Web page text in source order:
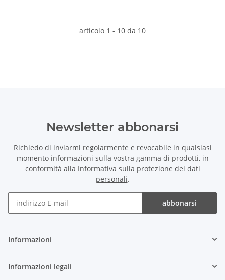
articolo 1 - 10 da 10
Newsletter abbonarsi
Richiedo di inviarmi regolarmente e revocabile in qualsiasi
momento informazioni sulla vostra gamma di prodotti, in
conformità alla Informativa sulla protezione dei dati
personali.
abbonarsi
Informazioni
Informazioni legali